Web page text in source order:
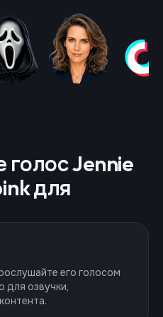
голос Jennie
для
его голосом
для озвучки,